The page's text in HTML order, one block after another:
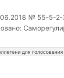
№ 55-5-
для голосования